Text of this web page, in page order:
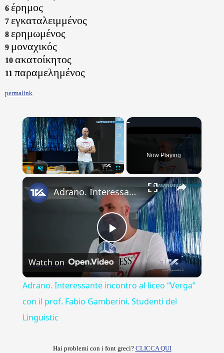
6 έρημος
7 εγκαταλειμμένος
8 ερημωμένος
9 μοναχικός
10 ακατοίκητος
11 παραμελημένος
permalink
×
Now Playing
×
Play
Video
Adrano. Interessante incontro al liceo “Verga” con il prof. Fabio Gamberini. Studenti del Linguistic
Watch on
Adrano. Interessante incontro al liceo “Verga”
con il prof. Fabio Gamberini. Studenti del
Linguistic
Hai problemi con i font greci? CLICCA QUI